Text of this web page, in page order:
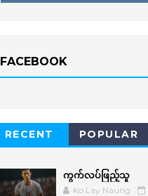
FACEBOOK
RECENT POPULAR
ကွက်လပ်ဖြည့်သူ
Ko Lay Naung